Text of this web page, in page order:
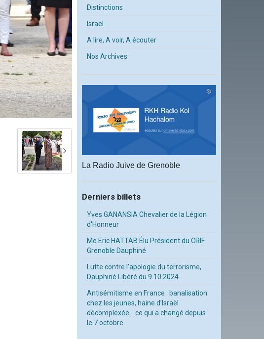
Distinctions
Israël
A lire, A voir, A écouter
Nos Archives
La Radio Juive de Grenoble
Derniers billets
Yves GANANSIA Chevalier de la Légion
d'Honneur
Me Eric HATTAB Élu Président du CRIF
Grenoble Dauphiné
Lutte contre l'apologie du terrorisme,
Dauphiné Libéré du 9.10.2024
Antisémitisme en France : banalisation
chez les jeunes, haine d’Israël
décomplexée… ce qui a changé depuis
le 7 octobre